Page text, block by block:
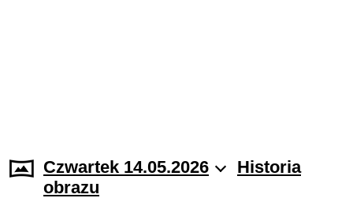
Czwartek 14.05.2026
Historia
obrazu